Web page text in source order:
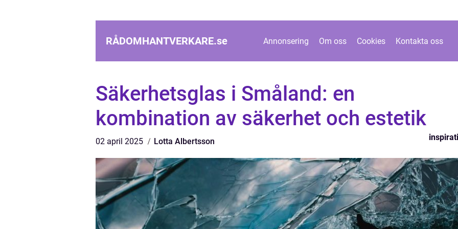
RÅDOMHANTVERKARE.se Annonsering Om oss Cookies Kontakta oss
Säkerhetsglas i Småland: en
kombination av säkerhet och estetik
02 april 2025 Lotta Albertsson